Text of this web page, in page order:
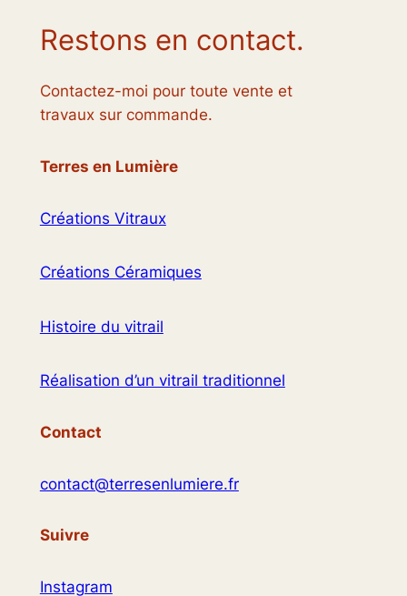
Restons en contact.
Contactez-moi pour toute vente et
travaux sur commande.
Terres en Lumière
Créations Vitraux
Créations Céramiques
Histoire du vitrail
Réalisation d’un vitrail traditionnel
Contact
contact@terresenlumiere.fr
Suivre
Instagram